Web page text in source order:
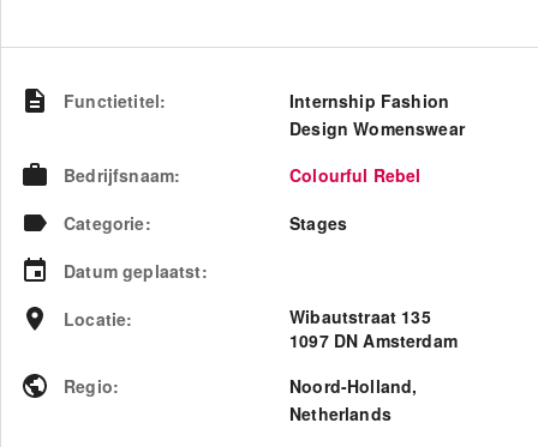
Functietitel:
Internship Fashion
Design Womenswear
Bedrijfsnaam:
Colourful Rebel
Categorie:
Stages
Datum geplaatst:
Locatie:
Wibautstraat 135
1097 DN Amsterdam
Regio: Noord-Holland,
Netherlands